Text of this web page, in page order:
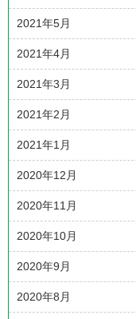
2021年5月
2021年4月
2021年3月
2021年2月
2021年1月
2020年12月
2020年11月
2020年10月
2020年9月
2020年8月